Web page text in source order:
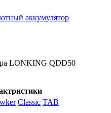
аккумулятор
LONKING QDD50
Classic TAB